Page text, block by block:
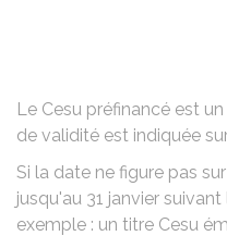
Le Cesu préfinancé est
de validité est indiquée
Si la date ne figure pas
jusqu'au 31 janvier
exemple : un titre Cesu